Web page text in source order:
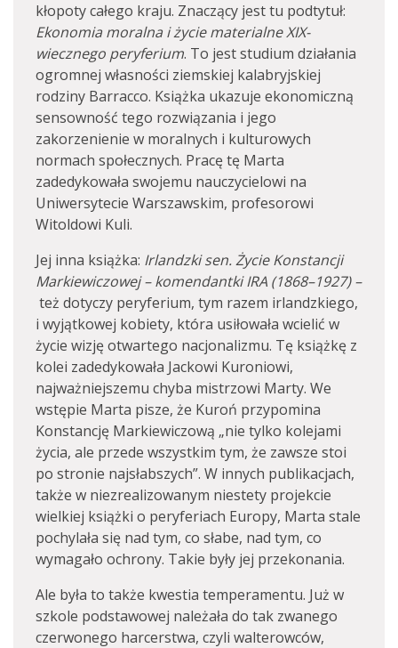
kłopoty całego kraju. Znaczący jest tu podtytuł:
Ekonomia moralna i życie materialne XIX-
wiecznego peryferium. To jest studium działania
ogromnej własności ziemskiej kalabryjskiej
rodziny Barracco. Książka ukazuje ekonomiczną
sensowność tego rozwiązania i jego
zakorzenienie w moralnych i kulturowych
normach społecznych. Pracę tę Marta
zadedykowała swojemu nauczycielowi na
Uniwersytecie Warszawskim, profesorowi
Witoldowi Kuli.
Jej inna książka: Irlandzki sen. Życie Konstancji
Markiewiczowej – komendantki IRA (1868–1927) –
też dotyczy peryferium, tym razem irlandzkiego,
i wyjątkowej kobiety, która usiłowała wcielić w
życie wizję otwartego nacjonalizmu. Tę książkę z
kolei zadedykowała Jackowi Kuroniowi,
najważniejszemu chyba mistrzowi Marty. We
wstępie Marta pisze, że Kuroń przypomina
Konstancję Markiewiczową „nie tylko kolejami
życia, ale przede wszystkim tym, że zawsze stoi
po stronie najsłabszych”. W innych publikacjach,
także w niezrealizowanym niestety projekcie
wielkiej książki o peryferiach Europy, Marta stale
pochylała się nad tym, co słabe, nad tym, co
wymagało ochrony. Takie były jej przekonania.
Ale była to także kwestia temperamentu. Już w
szkole podstawowej należała do tak zwanego
czerwonego harcerstwa, czyli walterowców,